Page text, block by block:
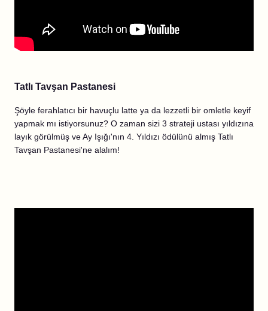
Tatlı Tavşan Pastanesi
Şöyle ferahlatıcı bir havuçlu latte ya da lezzetli bir omletle keyif
yapmak mı istiyorsunuz? O zaman sizi 3 strateji ustası yıldızına
layık görülmüş ve Ay Işığı'nın 4. Yıldızı ödülünü almış Tatlı
Tavşan Pastanesi'ne alalım!